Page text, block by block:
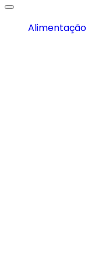
Alimentação